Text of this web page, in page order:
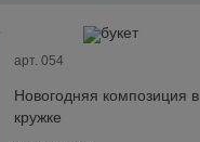
арт. 054
Новогодняя композиция в
кружке